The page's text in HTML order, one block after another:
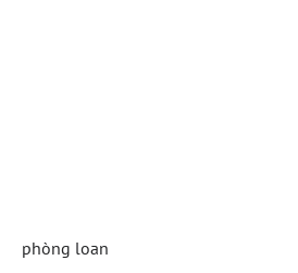
phòng loan